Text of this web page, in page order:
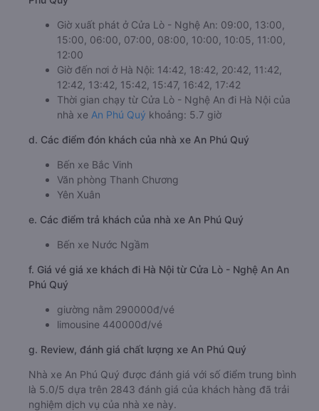
Giờ xuất phát ở Cửa Lò - Nghệ An: 09:00, 13:00,
15:00, 06:00, 07:00, 08:00, 10:00, 10:05, 11:00,
12:00
Giờ đến nơi ở Hà Nội: 14:42, 18:42, 20:42, 11:42,
12:42, 13:42, 15:42, 15:47, 16:42, 17:42
Thời gian chạy từ Cửa Lò - Nghệ An đi Hà Nội của
nhà xe An Phú Quý khoảng: 5.7 giờ
d. Các điểm đón khách của nhà xe An Phú Quý
Bến xe Bắc Vinh
Văn phòng Thanh Chương
Yên Xuân
e. Các điểm trả khách của nhà xe An Phú Quý
Bến xe Nước Ngầm
f. Giá vé giá xe khách đi Hà Nội từ Cửa Lò - Nghệ An An
Phú Quý
giường nằm 290000đ/vé
limousine 440000đ/vé
g. Review, đánh giá chất lượng xe An Phú Quý
Nhà xe An Phú Quý được đánh giá với số điểm trung bình
là 5.0/5 dựa trên 2843 đánh giá của khách hàng đã trải
nghiệm dịch vụ của nhà xe này.